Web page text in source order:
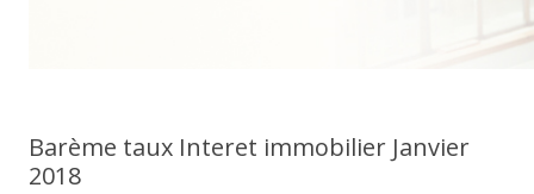
Barème taux Interet immobilier Janvier
2018